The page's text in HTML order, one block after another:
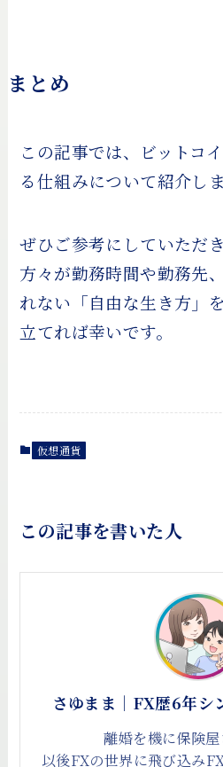
まとめ
この記事では、ビットコ
る仕組みについて紹介しま
ぜひご参考にしていただ
方々が勤務時間や勤務先
れない「自由な生き方」
立てれば幸いです。
仮想通貨
この記事を書いた人
さゆまま｜FX歴6年シ
離婚を機に保険
以後FXの世界に飛び込み